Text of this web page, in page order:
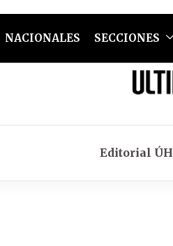
NACIONALES SECCIONES
Editorial ÚH